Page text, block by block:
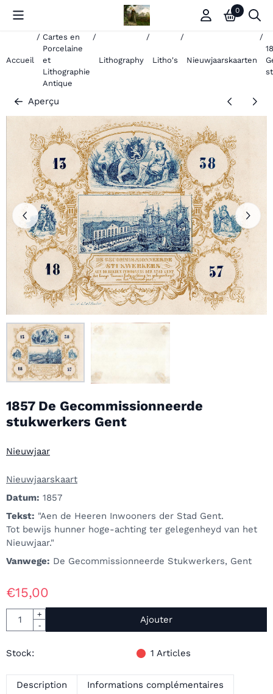
Les préférences de cookies sont actuellement fermées.
0
Accueil
/ Cartes en
Porcelaine
et
Lithographie
Antique
/
Lithography
/
Litho's
/
Nieuwjaarskaarten
/
Aperçu
1857 De Gecommissionneerde
stukwerkers Gent
Nieuwjaar
Nieuwjaarskaart
Datum: 1857
Tekst: "Aen de Heeren Inwooners der Stad Gent.
Tot bewijs hunner hoge-achting ter gelegenheyd van het
Nieuwjaar."
Vanwege: De Gecommissionneerde Stukwerkers, Gent
€15,00
Quantité
+
-
Ajouter
Stock: 1 Articles
Description Informations complémentaires